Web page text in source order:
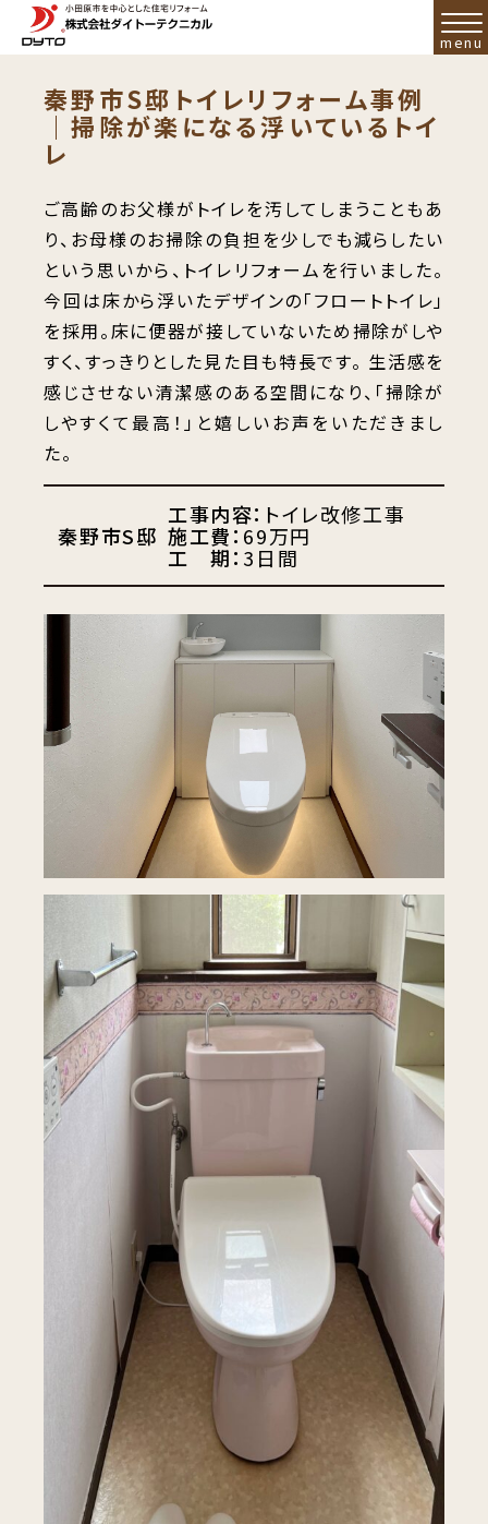
秦野市S邸トイレリフォーム事例
｜掃除が楽になる浮いているトイ
レ
ご高齢のお父様がトイレを汚してしまうこともあ
り、お母様のお掃除の負担を少しでも減らしたい
という思いから、トイレリフォームを行いました。
今回は床から浮いたデザインの「フロートトイレ」
を採用。床に便器が接していないため掃除がしや
すく、すっきりとした見た目も特長です。 生活感を
感じさせない清潔感のある空間になり、「掃除が
しやすくて最高！」と嬉しいお声をいただきまし
た。
秦野市S邸
工事内容： トイレ改修工事
施工費： 69万円
工 期： 3日間